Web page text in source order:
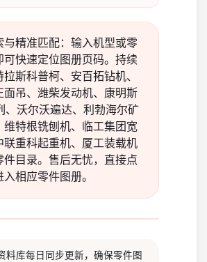
与精准匹配：输入机型或零
可快速定位图册页码。持续
拉斯科普柯、安百拓钻机、
面吊、潍柴发动机、康明斯
、沃尔沃遍达、利勃海尔矿
维特根铣刨机、临工集团宽
联重科起重机、厦工装载机
件目录。售后无忧，直接点
相应零件图册。
料库每日同步更新，确保零件图